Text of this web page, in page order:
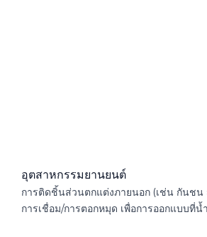
อุตสาหกรรมยานยนต์
การติดชิ้นส่วนตกแต่งภายนอก (เช่น กันชน
การเชื่อม/การตอกหมุด เพื่อการออกแบบที่น้